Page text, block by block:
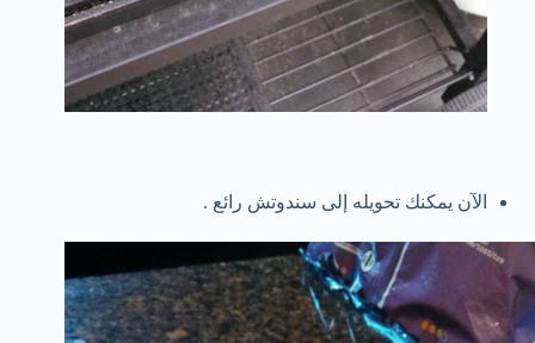
الآن يمكنك تحويله إلى سندوتش رائع .